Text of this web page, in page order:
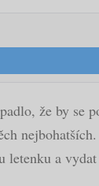
že by se
a vydat